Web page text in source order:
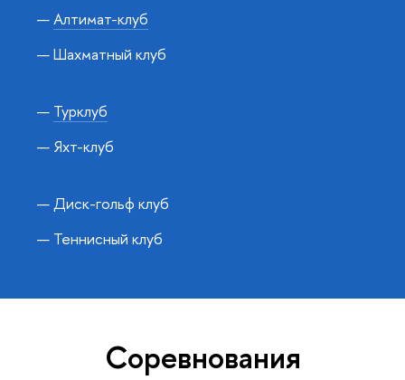
Алтимат-клуб
Шахматный клуб
Турклуб
Яхт-клуб
Диск-гольф клуб
Теннисный клуб
Соревнования